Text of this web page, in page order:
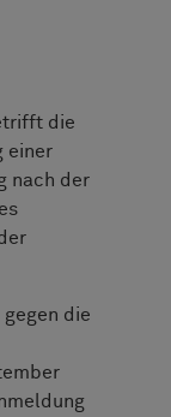
die
einer
nach der
gegen die